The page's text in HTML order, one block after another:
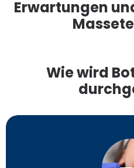
Erwartungen
Wie wird